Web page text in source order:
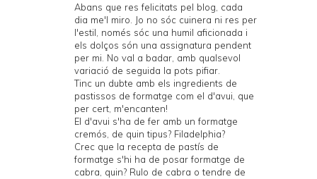
Abans que res felicitats pel blog, cada
dia me'l miro. Jo no sóc cuinera ni res per
l'estil, només sóc una humil aficionada i
els dolços són una assignatura pendent
per mi. No val a badar, amb qualsevol
variació de seguida la pots pifiar.
Tinc un dubte amb els ingredients de
pastissos de formatge com el d'avui, que
per cert, m'encanten!
El d'avui s'ha de fer amb un formatge
cremós, de quin tipus? Filadelphia?
Crec que la recepta de pastís de
formatge s'hi ha de posar formatge de
cabra, quin? Rulo de cabra o tendre de